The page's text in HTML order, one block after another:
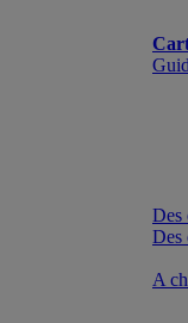
Des
Des
A